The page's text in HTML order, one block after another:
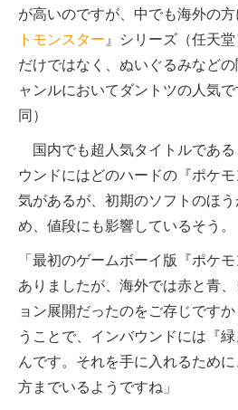
が高いのですが、中でも海外の
トモンスター 』シリーズ（任天
だけではなく、ぬいぐるみなど
ャンルにおいてダントツの人気
同）
国内でも超人気タイトルである
ウンドにはどのハードの『ポケ
気があるが、初期のソフトのほ
め、値段にも影響しているそう。
「最初のゲームボーイ版『ポケ
ありましたが、海外では赤と青
ョン展開だったのをご存じです
うことで、インバウンドには『
んです。それを手に入れるため
方までいるようですね」